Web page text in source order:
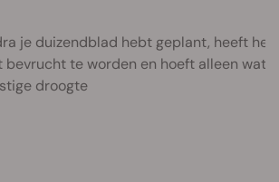
je duizendblad hebt geplant, heeft
bevrucht te worden en hoeft alleen
droogte